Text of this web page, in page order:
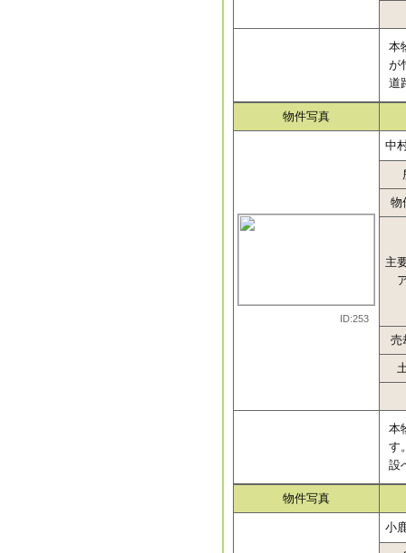
本
が
道
物件写真
ID:253
中
物
主
売
本
す
設
物件写真
小